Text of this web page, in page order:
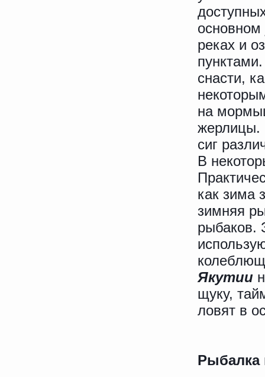
основном
реках и
снасти,
на
жерлицы.
сиг
В
как зима
зимняя
рыбаков.
Якутии
щуку,
ловят в
Рыбалка